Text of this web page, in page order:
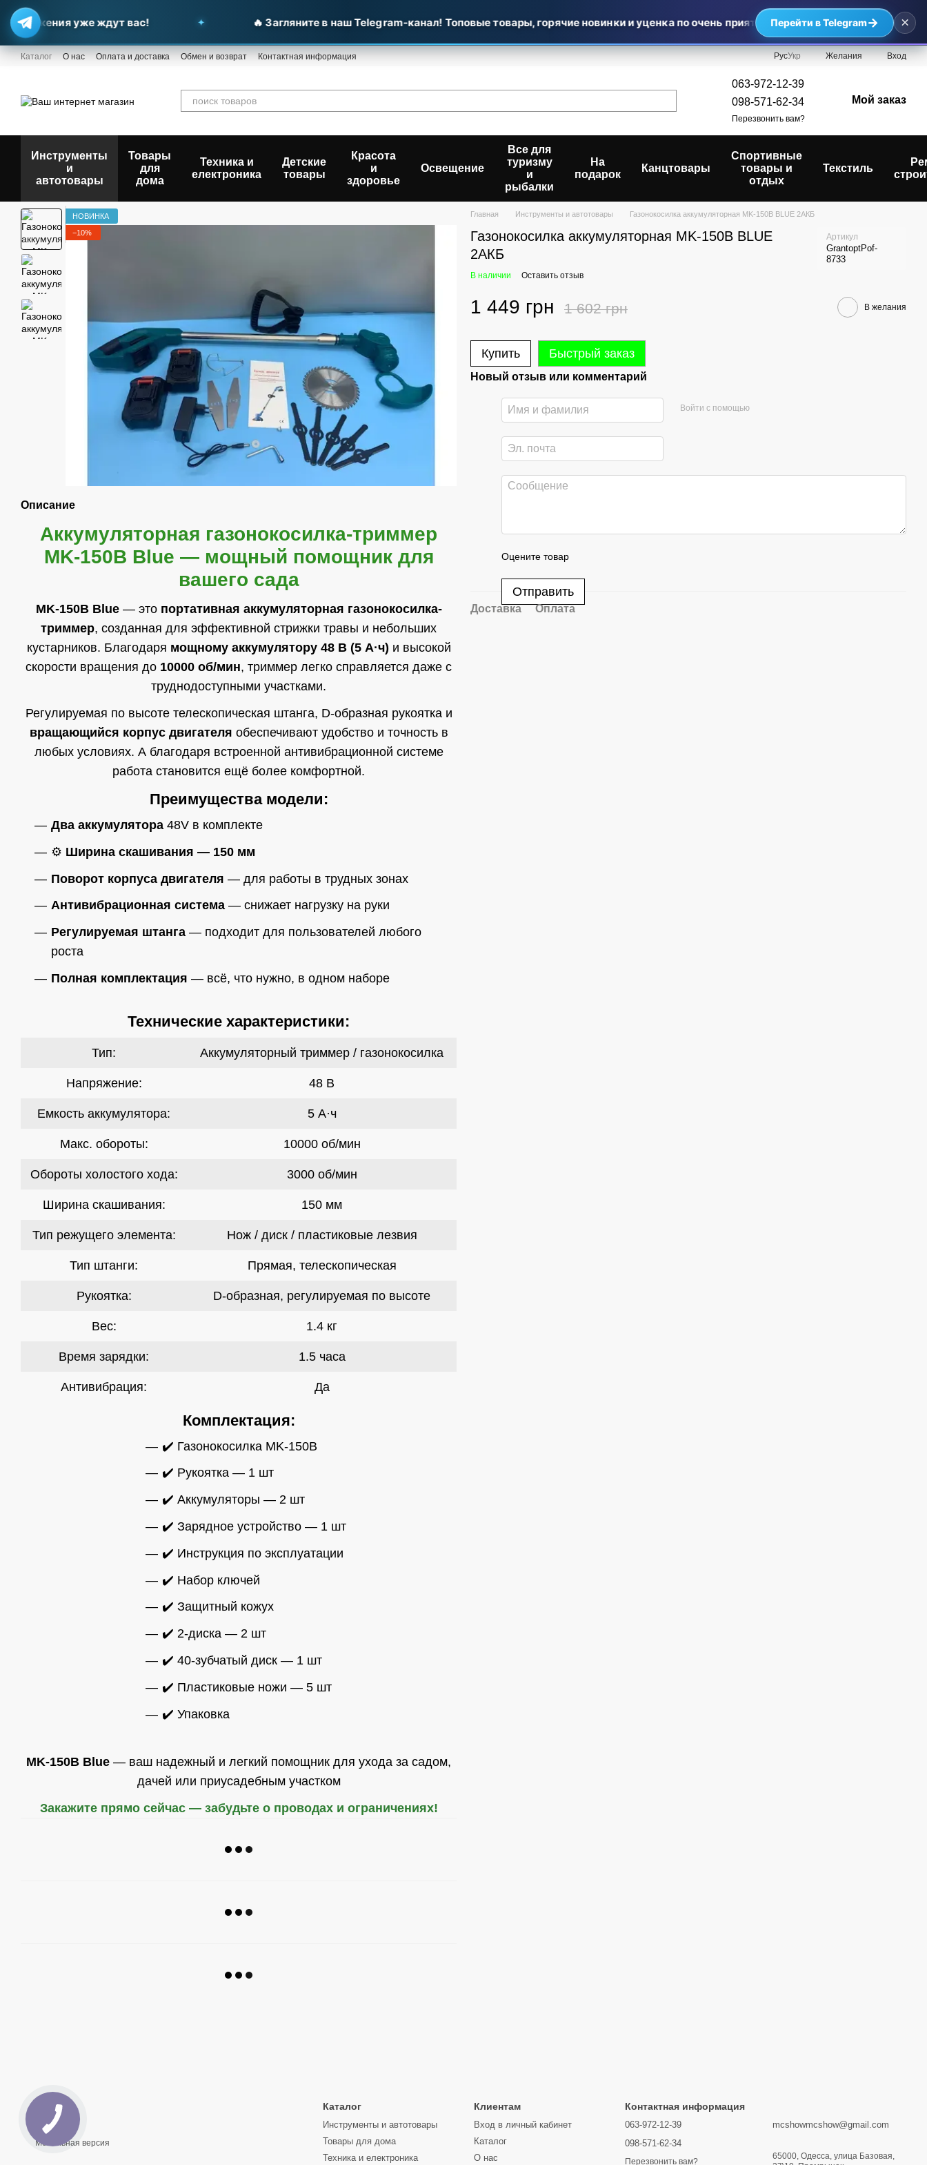
уже ждут вас! 🔥 Загляните в наш Telegram-канал! Топовые товары, горячие новинки и уценка по очень приятным ценам — самые выгодные
Перейти в Telegram→ ×
Перейти к основному контенту
Каталог О нас Оплата и доставка Обмен и возврат Контактная информация РусУкр Желания Вход
063-972-12-39
098-571-62-34
Перезвонить вам?
Мой заказ
Инструменты
и
автотовары
Товары
для
дома
Техника и
електроника
Детские
товары
Красота
и
здоровье
Освещение
Все для
туризму
и
рыбалки
На
подарок
Канцтовары
Спортивные
товары и
отдых
Текстиль
НОВИНКА
−10%
Описание
Аккумуляторная газонокосилка-триммер
MK-150B Blue — мощный помощник для
вашего сада
MK-150B Blue— это портативная аккумуляторная газонокосилка-
триммер, созданная для эффективной стрижки травы и небольших
кустарников. Благодаря мощному аккумулятору 48 В (5 А·ч) и высокой
скорости вращения до 10000 об/мин, триммер легко справляется даже с
труднодоступными участками.
Регулируемая по высоте телескопическая штанга, D-образная рукоятка и
вращающийся корпус двигателя обеспечивают удобство и точность в
любых условиях. А благодаря встроенной антивибрационной системе
работа становится ещё более комфортной.
Преимущества модели:
Два аккумулятора 48V в комплекте
⚙️ Ширина скашивания — 150 мм
Поворот корпуса двигателя — для работы в трудных зонах
Антивибрационная система — снижает нагрузку на руки
Регулируемая штанга — подходит для пользователей любого
роста
Полная комплектация — всё, что нужно, в одном наборе
Технические характеристики:
Тип: Аккумуляторный триммер / газонокосилка
Напряжение: 48 В
Емкость аккумулятора: 5 А·ч
Макс. обороты: 10000 об/мин
Обороты холостого хода: 3000 об/мин
Ширина скашивания: 150 мм
Тип режущего элемента: Нож / диск / пластиковые лезвия
Тип штанги: Прямая, телескопическая
Рукоятка: D-образная, регулируемая по высоте
Вес: 1.4 кг
Время зарядки: 1.5 часа
Антивибрация: Да
Комплектация:
✔️ Газонокосилка MK-150B
✔️ Рукоятка — 1 шт
✔️ Аккумуляторы — 2 шт
✔️ Зарядное устройство — 1 шт
✔️ Инструкция по эксплуатации
✔️ Набор ключей
✔️ Защитный кожух
✔️ 2-диска — 2 шт
✔️ 40-зубчатый диск — 1 шт
✔️ Пластиковые ножи — 5 шт
✔️ Упаковка
MK-150B Blue — ваш надежный и легкий помощник для ухода за садом,
дачей или приусадебным участком
Закажите прямо сейчас — забудьте о проводах и ограничениях!
Главная Инструменты и автотовары Газонокосилка аккумуляторная MK-150B BLUE 2АКБ
Газонокосилка аккумуляторная MK-150B BLUE
2АКБ
Артикул
GrantoptPof-
8733
В наличии Оставить отзыв
1 449 грн 1 602 грн В желания
Купить Быстрый заказ
Новый отзыв или комментарий
Войти с помощью
Оцените товар
Отправить
Доставка Оплата
Мобильная версия
Каталог
Инструменты и автотовары
Товары для дома
Техника и електроника
Клиентам
Вход в личный кабинет
Каталог
О нас
Контактная информация
063-972-12-39
098-571-62-34
Перезвонить вам?
mcshowmcshow@gmail.com
65000, Одесса, улица Базовая,